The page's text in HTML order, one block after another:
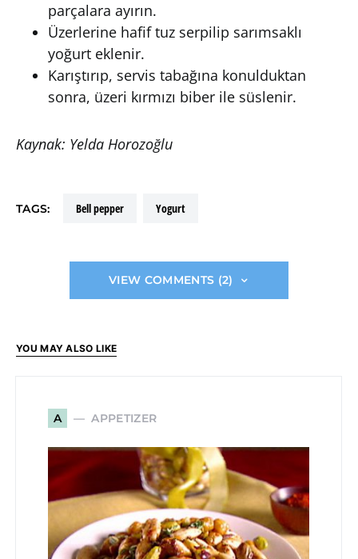
parçalara ayırın.
Üzerlerine hafif tuz serpilip sarımsaklı
yoğurt eklenir.
Karıştırıp, servis tabağına konulduktan
sonra, üzeri kırmızı biber ile süslenir.
Kaynak: Yelda Horozoğlu
TAGS: bell pepper yogurt
VIEW COMMENTS (2)
YOU MAY ALSO LIKE
A APPETIZER